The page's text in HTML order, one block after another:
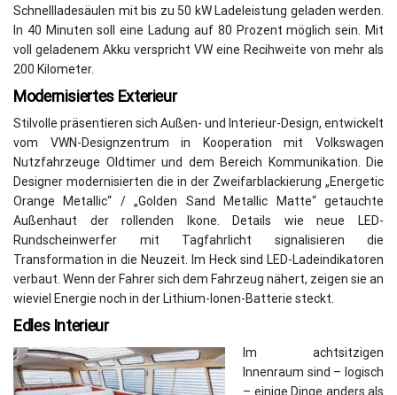
Schnellladesäulen mit bis zu 50 kW Ladeleistung geladen werden.
In 40 Minuten soll eine Ladung auf 80 Prozent möglich sein. Mit
voll geladenem Akku verspricht VW eine Recihweite von mehr als
200 Kilometer.
Modernisiertes Exterieur
Stilvolle präsentieren sich Außen- und Interieur-Design, entwickelt
vom VWN-Designzentrum in Kooperation mit Volkswagen
Nutzfahrzeuge Oldtimer und dem Bereich Kommunikation. Die
Designer modernisierten die in der Zweifarblackierung „Energetic
Orange Metallic“ / „Golden Sand Metallic Matte“ getauchte
Außenhaut der rollenden Ikone. Details wie neue LED-
Rundscheinwerfer mit Tagfahrlicht signalisieren die
Transformation in die Neuzeit. Im Heck sind LED-Ladeindikatoren
verbaut. Wenn der Fahrer sich dem Fahrzeug nähert, zeigen sie an
wieviel Energie noch in der Lithium-Ionen-Batterie steckt.
Edles Interieur
Im achtsitzigen
Innenraum sind – logisch
– einige Dinge anders als